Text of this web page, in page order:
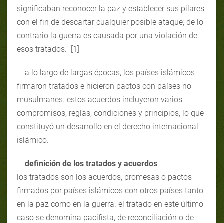
significaban reconocer la paz y establecer sus pilares
con el fin de descartar cualquier posible ataque; de lo
contrario la guerra es causada por una violación de
esos tratados." [1]
a lo largo de largas épocas, los países islámicos
firmaron tratados e hicieron pactos con países no
musulmanes. estos acuerdos incluyeron varios
compromisos, reglas, condiciones y principios, lo que
constituyó un desarrollo en el derecho internacional
islámico.
definición de los tratados y acuerdos
los tratados son los acuerdos, promesas o pactos
firmados por países islámicos con otros países tanto
en la paz como en la guerra. el tratado en este último
caso se denomina pacifista, de reconciliación o de